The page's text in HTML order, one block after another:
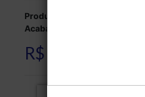
Produção:
Acabamentos:
R$ 319,00